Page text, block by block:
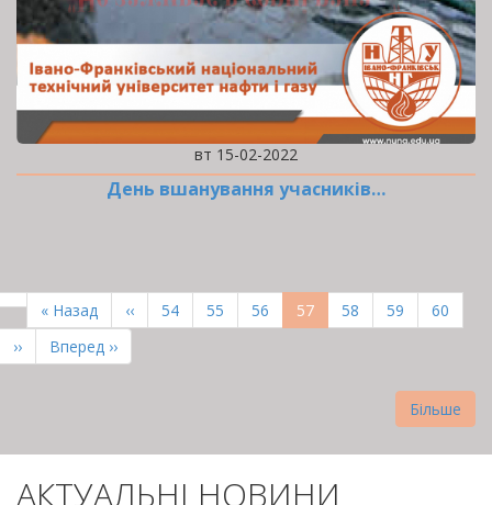
вт 15-02-2022
День вшанування учасників…
НА
СТОРІНКИ
Перша
сторінка
« Назад
Попередня
сторінка
‹‹ Page
54 Page
55 Page
56
Поточна
сторінка
57 Page
58 Page
59 Page
60
Наступна
сторінка
››
Остання
сторінка
Вперед ››
Більше
АКТУАЛЬНІ НОВИНИ